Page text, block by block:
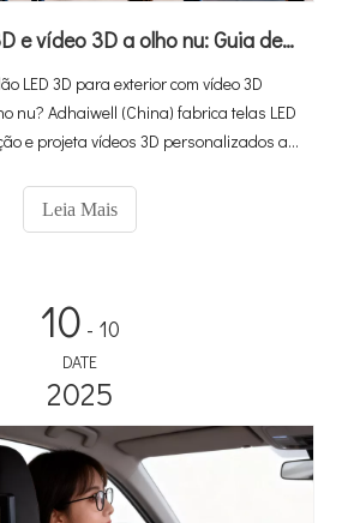
DISPLAY LED 3D e vídeo 3D a olho nu: Guia definitivo do comprador + a melhor solução da China
LED 3D para exterior com vídeo 3D
nu? Adhaiwell (China) fabrica telas LED
e projeta vídeos 3D personalizados a
Leia Mais
10 - 10
DATE
2025